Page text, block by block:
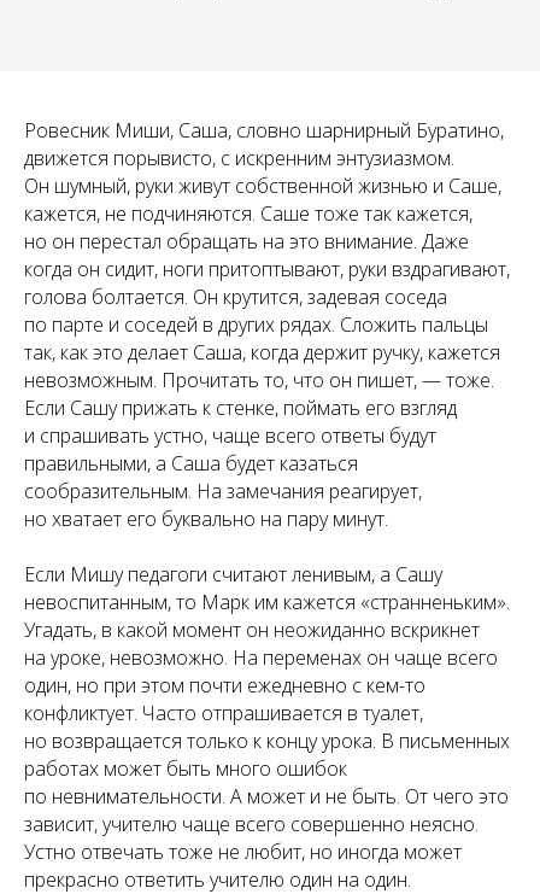
Ровесник Миши, Саша, словно шарнирный Буратино,
движется порывисто, с искренним энтузиазмом.
Он шумный, руки живут собственной жизнью и Саше,
кажется, не подчиняются. Саше тоже так кажется,
но он перестал обращать на это внимание. Даже
когда он сидит, ноги притоптывают, руки вздрагивают,
голова болтается. Он крутится, задевая соседа
по парте и соседей в других рядах. Сложить пальцы
так, как это делает Саша, когда держит ручку, кажется
невозможным. Прочитать то, что он пишет, — тоже.
Если Сашу прижать к стенке, поймать его взгляд
и спрашивать устно, чаще всего ответы будут
правильными, а Саша будет казаться
сообразительным. На замечания реагирует,
но хватает его буквально на пару минут.
Если Мишу педагоги считают ленивым, а Сашу
невоспитанным, то Марк им кажется «странненьким».
Угадать, в какой момент он неожиданно вскрикнет
на уроке, невозможно. На переменах он чаще всего
один, но при этом почти ежедневно с кем-то
конфликтует. Часто отпрашивается в туалет,
но возвращается только к концу урока. В письменных
работах может быть много ошибок
по невнимательности. А может и не быть. От чего это
зависит, учителю чаще всего совершенно неясно.
Устно отвечать тоже не любит, но иногда может
прекрасно ответить учителю один на один.